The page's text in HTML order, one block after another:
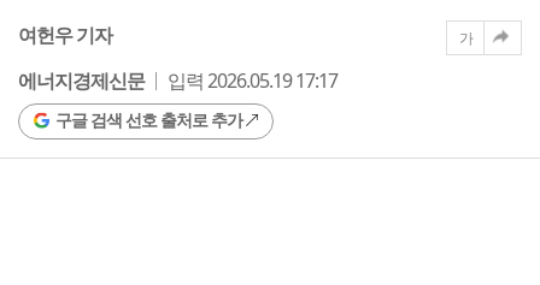
여헌우 기자
에너지경제신문
입력 2026.05.19 17:17
구글 검색 선호 출처로 추가
가